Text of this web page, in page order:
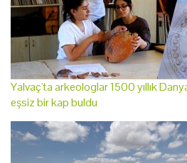
Yalvaç'ta arkeologlar 1500 yıllık
eşsiz bir kap buldu